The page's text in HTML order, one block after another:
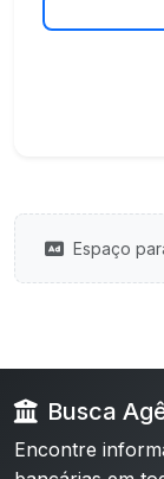
Espaço
Busca
Encontre